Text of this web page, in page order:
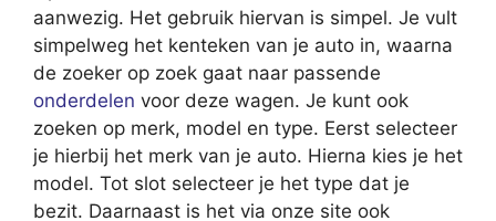
aanwezig. Het gebruik hiervan is simpel. Je vult
simpelweg het kenteken van je auto in, waarna
de zoeker op zoek gaat naar passende
onderdelen voor deze wagen. Je kunt ook
zoeken op merk, model en type. Eerst selecteer
je hierbij het merk van je auto. Hierna kies je het
model. Tot slot selecteer je het type dat je
bezit. Daarnaast is het via onze site ook